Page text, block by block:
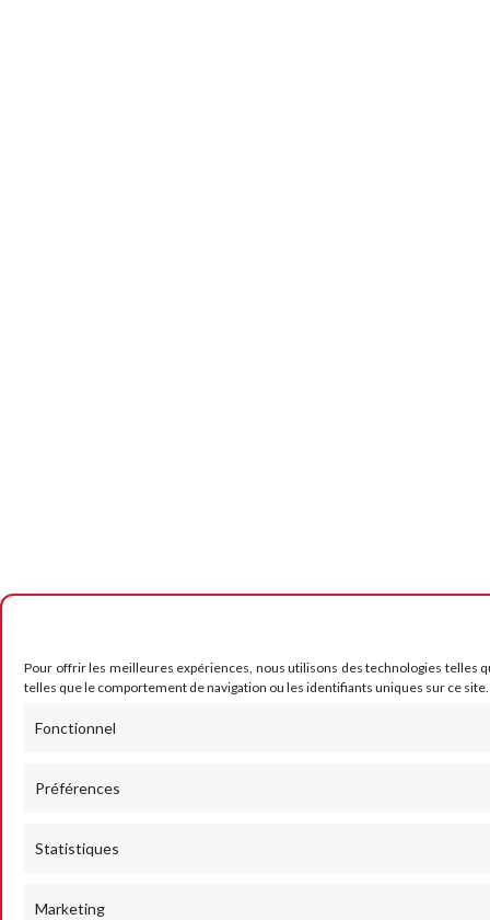
Pour offrir les meilleures expériences, nous utilisons des technologies telles
telles que le comportement de navigation ou les identifiants uniques sur ce
Fonctionnel
Préférences
Statistiques
Marketing